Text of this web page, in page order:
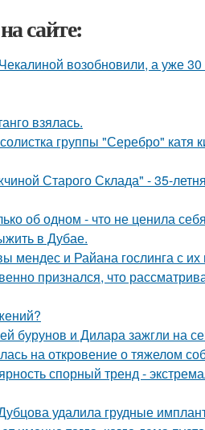
сайте:
возобновили, а уже
взялась.
группы "Серебро"
Старого Склада" - 35-
об одном - что не ценила
в Дубае.
мендес и Райана гослинга с
признался, что
бурунов и Дилара зажгли на
на откровение о тяжелом
спорный тренд -
удалила грудные